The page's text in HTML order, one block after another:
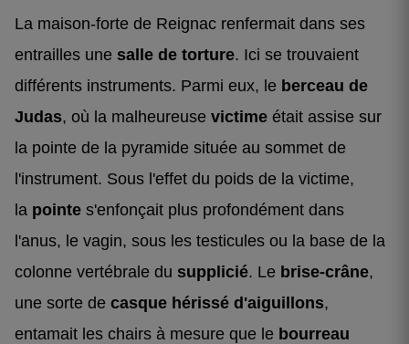
La maison-forte de Reignac renfermait dans ses
entrailles une salle de torture. Ici se trouvaient
différents instruments. Parmi eux, le berceau de
Judas, où la malheureuse victime était assise sur
la pointe de la pyramide située au sommet de
l'instrument. Sous l'effet du poids de la victime,
la pointe s'enfonçait plus profondément dans
l'anus, le vagin, sous les testicules ou la base de la
colonne vertébrale du supplicié. Le brise-crâne,
une sorte de casque hérissé d'aiguillons,
entamait les chairs à mesure que le bourreau